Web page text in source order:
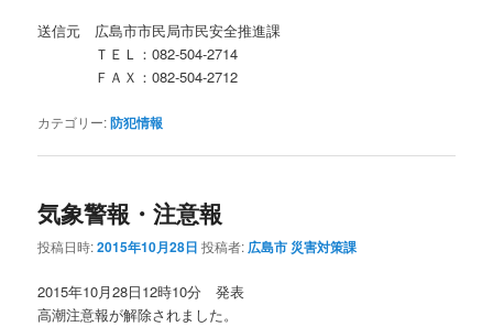
送信元 広島市市民局市民安全推進課
ＴＥＬ：082-504-2714
ＦＡＸ：082‐504-2712
カテゴリー:防犯情報
気象警報・注意報
投稿日時:2015年10月28日 投稿者: 広島市 災害対策課
2015年10月28日12時10分 発表
高潮注意報が解除されました。